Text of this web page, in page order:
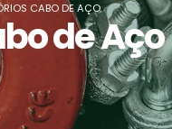
de Aço
CABO DE AÇO